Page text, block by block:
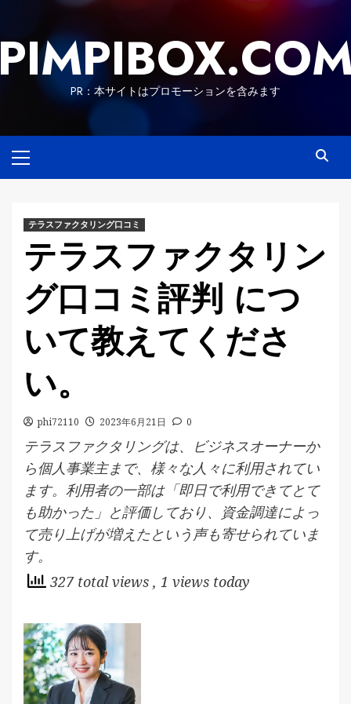
content
PR：本サイトはプロモーションを含みます
Menu
テラスファクタリング口コミ
テラスファクタリン
グ口コミ評判 につ
いて教えてくださ
い。
phi72110 2023年6月21日 0
テラスファクタリングは、ビジネスオーナーか
ら個人事業主まで、様々な人々に利用されてい
ます。利用者の一部は「即日で利用できてとて
も助かった」と評価しており、資金調達によっ
て売り上げが増えたという声も寄せられていま
す​​。
327 total views , 1 views today